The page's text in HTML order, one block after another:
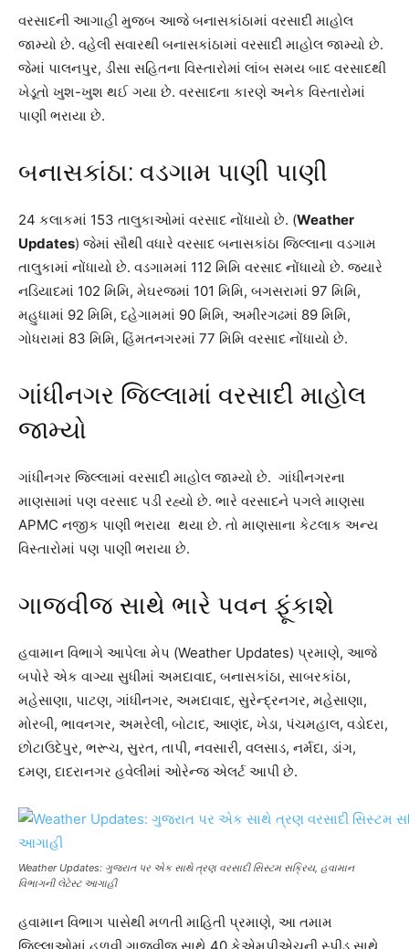
વરસાદની આગાહી મુજબ આજે બનાસકાંઠામાં વરસાદી માહોલ
જામ્યો છે. વહેલી સવારથી બનાસકાંઠામાં વરસાદી માહોલ જામ્યો છે.
જેમાં પાલનપુર, ડીસા સહિતના વિસ્તારોમાં લાંબ સમય બાદ વરસાદથી
ખેડૂતો ખુશ-ખુશ થઈ ગયા છે. વરસાદના કારણે અનેક વિસ્તારોમાં
પાણી ભરાયા છે.
બનાસકાંઠા: વડગામ પાણી પાણી
24 કલાકમાં 153 તાલુકાઓમાં વરસાદ નોંધાયો છે. (Weather
Updates) જેમાં સૌથી વધારે વરસાદ બનાસકાંઠા જિલ્લાના વડગામ
તાલુકામાં નોંધાયો છે. વડગામમાં 112 મિમિ વરસાદ નોંધાયો છે. જ્યારે
નડિયાદમાં 102 મિમિ, મેઘરજમાં 101 મિમિ, બગસરામાં 97 મિમિ,
મહુધામાં 92 મિમિ, દહેગામમાં 90 મિમિ, અમીરગઢમાં 89 મિમિ,
ગોધરામાં 83 મિમિ, હિંમતનગરમાં 77 મિમિ વરસાદ નોંધાયો છે.
ગાંધીનગર જિલ્લામાં વરસાદી માહોલ
જામ્યો
ગાંધીનગર જિલ્લામાં વરસાદી માહોલ જામ્યો છે. ગાંધીનગરના
માણસામાં પણ વરસાદ પડી રહ્યો છે. ભારે વરસાદને પગલે માણસા
APMC નજીક પાણી ભરાયા થયા છે. તો માણસાના કેટલાક અન્ય
વિસ્તારોમાં પણ પાણી ભરાયા છે.
ગાજવીજ સાથે ભારે પવન ફૂંકાશે
હવામાન વિભાગે આપેલા મેપ (Weather Updates) પ્રમાણે, આજે
બપોરે એક વાગ્યા સુધીમાં અમદાવાદ, બનાસકાંઠા, સાબરકાંઠા,
મહેસાણા, પાટણ, ગાંધીનગર, અમદાવાદ, સુરેન્દ્રનગર, મહેસાણા,
મોરબી, ભાવનગર, અમરેલી, બોટાદ, આણંદ, ખેડા, પંચમહાલ, વડોદરા,
છોટાઉદેપુર, ભરૂચ, સુરત, તાપી, નવસારી, વલસાડ, નર્મદા, ડાંગ,
દમણ, દાદરાનગર હવેલીમાં ઓરેન્જ એલર્ટ આપી છે.
Weather Updates: ગુજરાત પર એક સાથે ત્રણ વરસાદી સિસ્ટમ સક્રિય, હવામાન
વિભાગની લેટેસ્ટ આગાહી
હવામાન વિભાગ પાસેથી મળતી માહિતી પ્રમાણે, આ તમામ